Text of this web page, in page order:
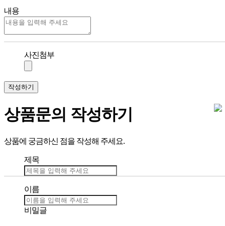
내용
사진첨부
작성하기
상품문의 작성하기
상품에 궁금하신 점을 작성해 주세요.
제목
이름
비밀글